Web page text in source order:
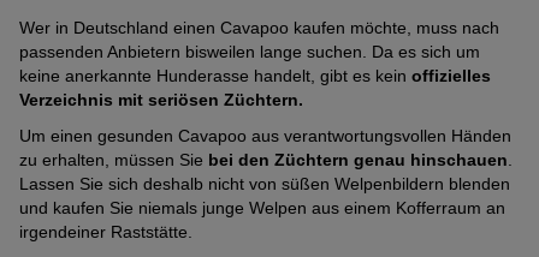
Rolle. Äußerst empfindlich sind vor allem dichtbehaarten
Schlappohren des Hundes, die Sie regelmäßig reinigen
müssen, um Entzündungen zu verhindern.
daheim
Auch dieFellpflege
gestaltet sich etwas anspruchsvoller.
Denn das weiche, seidigeFell neigt zum Verfilzenund muss
deshalbregelmäßig (mehrmals die Woche) sorgfältig
wird durchschnittlich 15 Jahre alt .
Wer in Deutschland einen Cavapoo kaufen möchte, muss nach
passenden Anbietern bisweilen lange suchen. Da es sich um
keine anerkannte Hunderasse handelt, gibt es kein offizielles
Verzeichnis mit seriösen Züchtern.
Um einen gesunden Cavapoo aus verantwortungsvollen Händen
zu erhalten, müssen Sie bei den Züchtern genau hinschauen.
Lassen Sie sich deshalb nicht von süßen Welpenbildern blenden
und kaufen Sie niemals junge Welpen aus einem Kofferraum an
irgendeiner Raststätte.